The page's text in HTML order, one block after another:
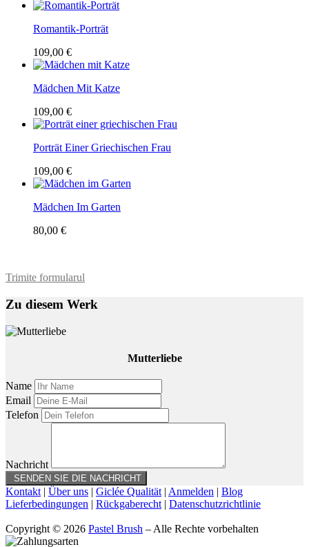
Romantik-Porträt
109,00 €
Mädchen Mit Katze
109,00 €
Porträt Einer Griechischen Frau
109,00 €
Mädchen Im Garten
80,00 €
Trimite formularul
Zu diesem Werk
Mutterliebe
Name
Email
Telefon
Nachricht
Kontakt | Über uns | Giclée Qualität | Anmelden | Blog
Lieferbedingungen | Rückgaberecht | Datenschutzrichtlinie
Copyright © 2026 Pastel Brush – Alle Rechte vorbehalten